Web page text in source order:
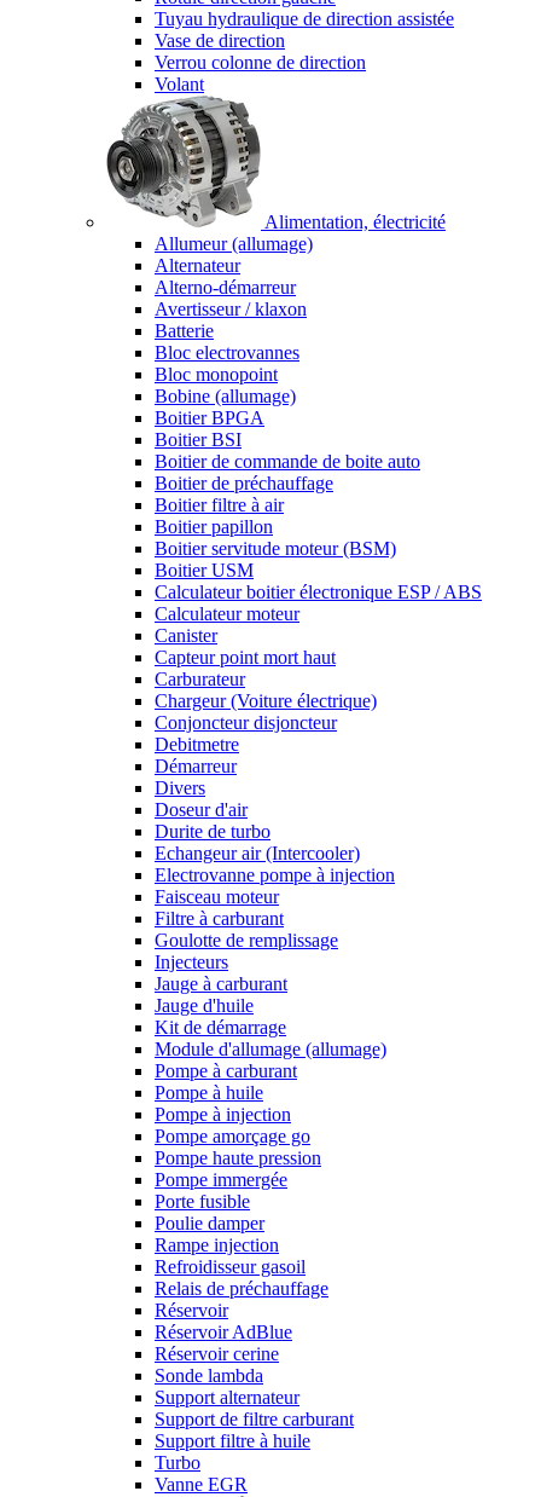
Tuyau hydraulique de direction assistée
Vase de direction
Verrou colonne de direction
Volant
Alimentation, électricité
Allumeur (allumage)
Alternateur
Alterno-démarreur
Avertisseur / klaxon
Batterie
Bloc electrovannes
Bloc monopoint
Bobine (allumage)
Boitier BPGA
Boitier BSI
Boitier de commande de boite auto
Boitier de préchauffage
Boitier filtre à air
Boitier papillon
Boitier servitude moteur (BSM)
Boitier USM
Calculateur boitier électronique ESP / ABS
Calculateur moteur
Canister
Capteur point mort haut
Carburateur
Chargeur (Voiture électrique)
Conjoncteur disjoncteur
Debitmetre
Démarreur
Divers
Doseur d'air
Durite de turbo
Echangeur air (Intercooler)
Electrovanne pompe à injection
Faisceau moteur
Filtre à carburant
Goulotte de remplissage
Injecteurs
Jauge à carburant
Jauge d'huile
Kit de démarrage
Module d'allumage (allumage)
Pompe à carburant
Pompe à huile
Pompe à injection
Pompe amorçage go
Pompe haute pression
Pompe immergée
Porte fusible
Poulie damper
Rampe injection
Refroidisseur gasoil
Relais de préchauffage
Réservoir
Réservoir AdBlue
Réservoir cerine
Sonde lambda
Support alternateur
Support de filtre carburant
Support filtre à huile
Turbo
Vanne EGR